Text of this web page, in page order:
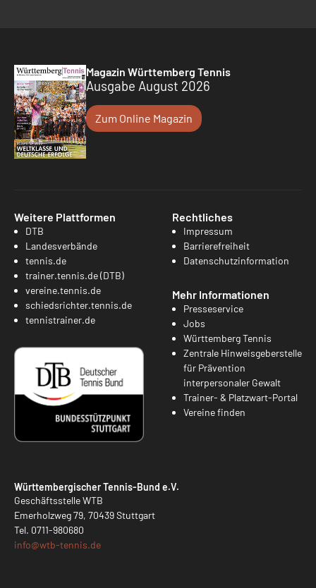
Magazin Württemberg Tennis
Ausgabe August 2026
Zum Online Magazin
Weitere Plattformen
DTB
Landesverbände
tennis.de
trainer.tennis.de (DTB)
vereine.tennis.de
schiedsrichter.tennis.de
tennistrainer.de
Rechtliches
Impressum
Barrierefreiheit
Datenschutzinformation
Mehr Informationen
Presseservice
Jobs
Württemberg Tennis
Zentrale Hinweisgeberstelle
für Prävention
interpersonaler Gewalt
Trainer- & Platzwart-Portal
Vereine finden
Württembergischer Tennis-Bund e.V.
Geschäftsstelle WTB
Emerholzweg 79, 70439 Stuttgart
Tel. 0711-980680
info@wtb-tennis.de